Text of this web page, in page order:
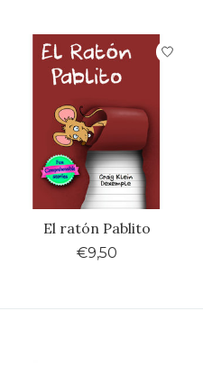
El ratón Pablito
€9,50